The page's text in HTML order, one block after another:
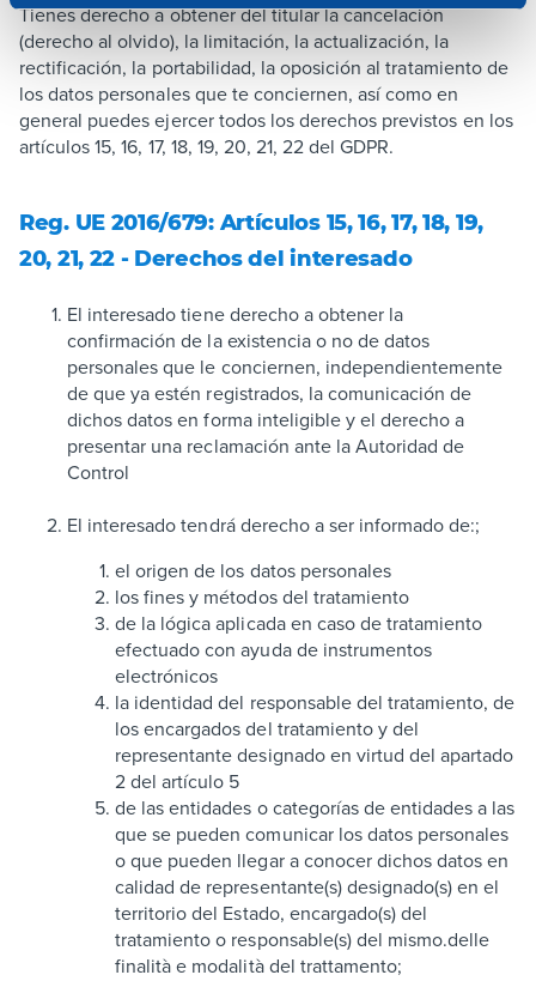
Tienes derecho a obtener del titular la cancelación
(derecho al olvido), la limitación, la actualización, la
rectificación, la portabilidad, la oposición al tratamiento de
los datos personales que te conciernen, así como en
general puedes ejercer todos los derechos previstos en los
artículos 15, 16, 17, 18, 19, 20, 21, 22 del GDPR.
Reg. UE 2016/679: Artículos 15, 16, 17, 18, 19,
20, 21, 22 - Derechos del interesado
El interesado tiene derecho a obtener la
confirmación de la existencia o no de datos
personales que le conciernen, independientemente
de que ya estén registrados, la comunicación de
dichos datos en forma inteligible y el derecho a
presentar una reclamación ante la Autoridad de
Control
El interesado tendrá derecho a ser informado de:;
el origen de los datos personales
los fines y métodos del tratamiento
de la lógica aplicada en caso de tratamiento
efectuado con ayuda de instrumentos
electrónicos
la identidad del responsable del tratamiento, de
los encargados del tratamiento y del
representante designado en virtud del apartado
2 del artículo 5
de las entidades o categorías de entidades a las
que se pueden comunicar los datos personales
o que pueden llegar a conocer dichos datos en
calidad de representante(s) designado(s) en el
territorio del Estado, encargado(s) del
tratamiento o responsable(s) del mismo.delle
finalità e modalità del trattamento;